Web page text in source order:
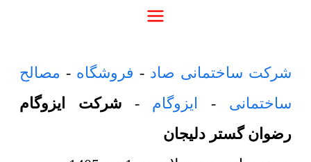
شرکت ساختمانی صاد - فروشگاه - مصالح
ساختمانی - ایزوگام -شرکت ایزوگام
رضوان گستر دلیجان